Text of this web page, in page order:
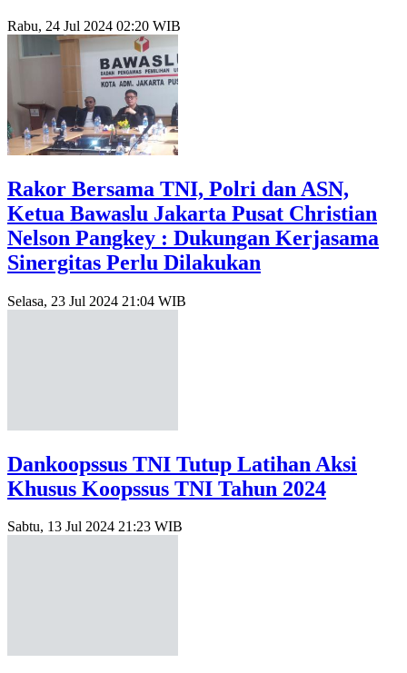
Rabu, 24 Jul 2024 02:20 WIB
Rakor Bersama TNI, Polri dan ASN,
Ketua Bawaslu Jakarta Pusat Christian
Nelson Pangkey : Dukungan Kerjasama
Sinergitas Perlu Dilakukan
Selasa, 23 Jul 2024 21:04 WIB
Dankoopssus TNI Tutup Latihan Aksi
Khusus Koopssus TNI Tahun 2024
Sabtu, 13 Jul 2024 21:23 WIB